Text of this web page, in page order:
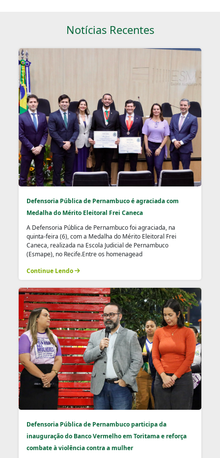
Notícias Recentes
Defensoria Pública de Pernambuco é agraciada com
Medalha do Mérito Eleitoral Frei Caneca
A Defensoria Pública de Pernambuco foi agraciada, na
quinta-feira (6), com a Medalha do Mérito Eleitoral Frei
Caneca, realizada na Escola Judicial de Pernambuco
(Esmape), no Recife.Entre os homenagead
Continue Lendo
Defensoria Pública de Pernambuco participa da
inauguração do Banco Vermelho em Toritama e reforça
combate à violência contra a mulher